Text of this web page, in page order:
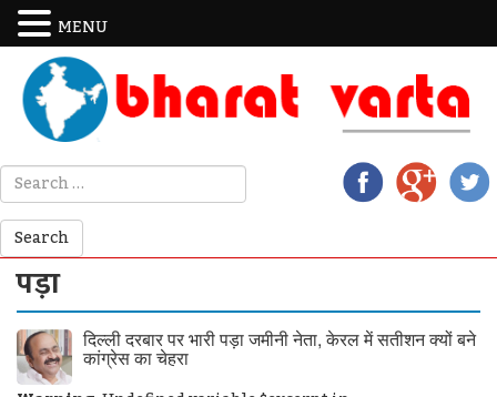
पड़ा
दिल्ली दरबार पर भारी पड़ा जमीनी नेता, केरल में सतीशन क्यों बने
कांग्रेस का चेहरा
MENU